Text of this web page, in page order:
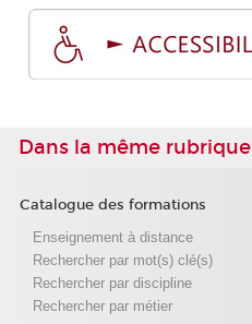
Dans la même rubrique
Catalogue des formations
Enseignement à distance
Rechercher par mot(s) clé(s)
Rechercher par discipline
Rechercher par métier